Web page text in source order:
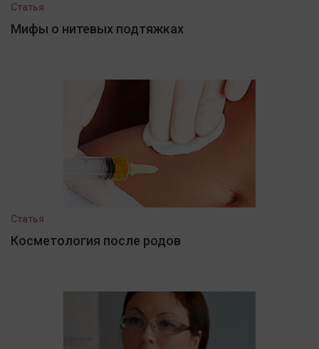
Статья
Мифы о нитевых подтяжках
Статья
Косметология после родов